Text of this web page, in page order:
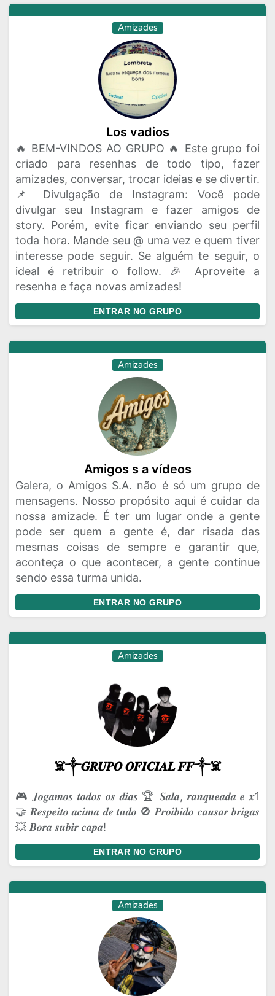
Amizades
Los vadios
🔥 BEM-VINDOS AO GRUPO 🔥 Este grupo foi
criado para resenhas de todo tipo, fazer
amizades, conversar, trocar ideias e se divertir.
📌 Divulgação de Instagram: Você pode
divulgar seu Instagram e fazer amigos de
story. Porém, evite ficar enviando seu perfil
toda hora. Mande seu @ uma vez e quem tiver
interesse pode seguir. Se alguém te seguir, o
ideal é retribuir o follow. 🎉 Aproveite a
resenha e faça novas amizades!
ENTRAR NO GRUPO
Amizades
Amigos s a vídeos
Galera, o Amigos S.A. não é só um grupo de
mensagens. Nosso propósito aqui é cuidar da
nossa amizade. É ter um lugar onde a gente
pode ser quem a gente é, dar risada das
mesmas coisas de sempre e garantir que,
aconteça o que acontecer, a gente continue
sendo essa turma unida.
ENTRAR NO GRUPO
Amizades
☠️༒𝑮𝑹𝑼𝑷𝑶 𝑶𝑭𝑰𝑪𝑰𝑨𝑳 𝑭𝑭༒☠️
🎮 𝑱𝒐𝒈𝒂𝒎𝒐𝒔 𝒕𝒐𝒅𝒐𝒔 𝒐𝒔 𝒅𝒊𝒂𝒔 🏆 𝑺𝒂𝒍𝒂, 𝒓𝒂𝒏𝒒𝒖𝒆𝒂𝒅𝒂 𝒆 𝒙1
🤝 𝑹𝒆𝒔𝒑𝒆𝒊𝒕𝒐 𝒂𝒄𝒊𝒎𝒂 𝒅𝒆 𝒕𝒖𝒅𝒐 🚫 𝑷𝒓𝒐𝒊𝒃𝒊𝒅𝒐 𝒄𝒂𝒖𝒔𝒂𝒓 𝒃𝒓𝒊𝒈𝒂𝒔
💥 𝑩𝒐𝒓𝒂 𝒔𝒖𝒃𝒊𝒓 𝒄𝒂𝒑𝒂!
ENTRAR NO GRUPO
Amizades